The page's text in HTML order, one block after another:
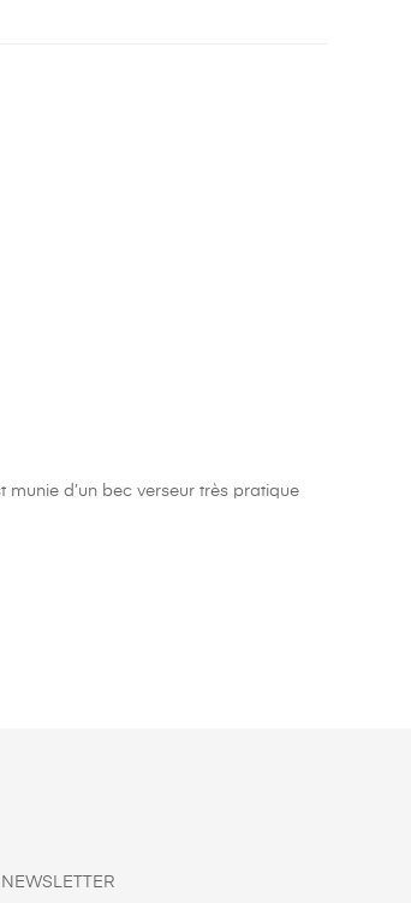
munie d’un bec verseur très pratique